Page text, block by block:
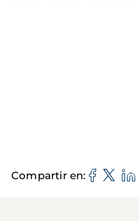
Compartir en